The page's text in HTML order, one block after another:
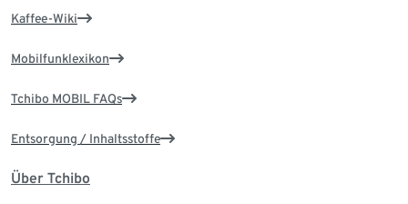
Kaffee-Wiki
Mobilfunklexikon
Tchibo MOBIL FAQs
Entsorgung / Inhaltsstoffe
Über Tchibo